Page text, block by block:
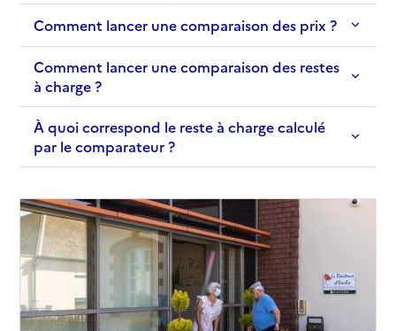
Comment lancer une comparaison des prix ?
Comment lancer une comparaison des restes
à charge ?
À quoi correspond le reste à charge calculé
par le comparateur ?